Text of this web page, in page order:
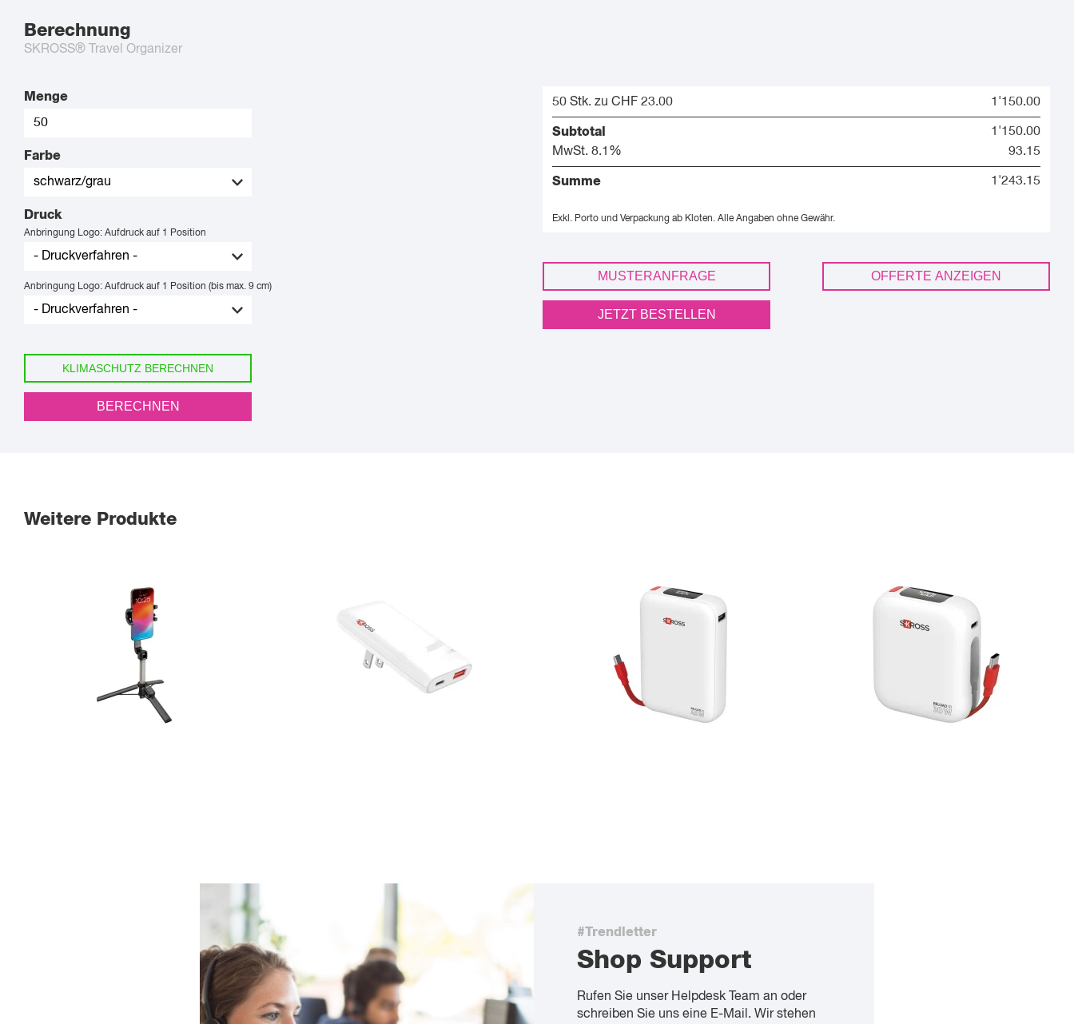
Berechnung
SKROSS® Travel Organizer
Menge
Farbe
Druck
Anbringung Logo: Aufdruck auf 1 Position
Anbringung Logo: Aufdruck auf 1 Position (bis max. 9 cm)
KLIMASCHUTZ BERECHNEN
BERECHNEN
50 Stk. zu CHF 23.00 1'150.00
Subtotal
1'150.00
MwSt. 8.1%
93.15
Summe 1'243.15
Exkl. Porto und Verpackung ab Kloten. Alle Angaben ohne Gewähr.
MUSTERANFRAGE OFFERTE ANZEIGEN
JETZT BESTELLEN
Weitere Produkte
#Trendletter
Shop Support
Rufen Sie unser Helpdesk Team an oder
schreiben Sie uns eine E-Mail. Wir stehen